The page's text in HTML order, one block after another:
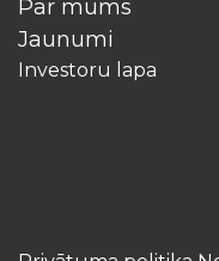
Par mums
Jaunumi
Investoru lapa